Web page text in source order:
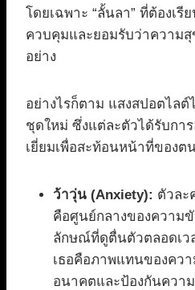
โดยเฉพาะ “ลั้นลา” ที่ต้องเรี
ควบคุมและยอมรับว่าความ
อย่าง
อย่างไรก็ตาม แสงสปอตไล
ชุดใหม่ ซึ่งแต่ละตัวได้รับกา
เยี่ยมเพื่อสะท้อนหน้าที่ของตน
ว้าวุ่น (Anxiety): ตัวละ
คือศูนย์กลางของความ
ลักษณ์ที่ดูตื่นตัวตลอดเว
เธอคือภาพแทนของคว
อนาคตและป้องกันควา